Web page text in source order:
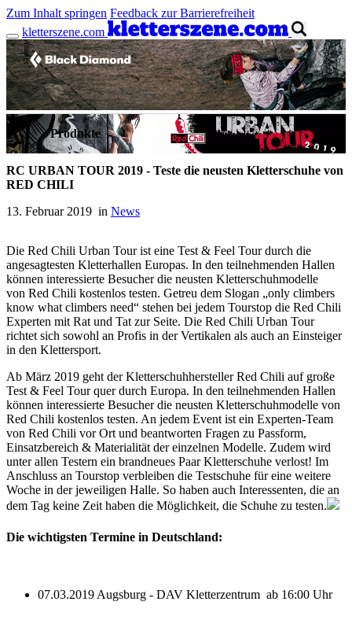
Zum Inhalt springen Feedback zur Barrierefreiheit
kletterszene.com
Anzeige
RC URBAN TOUR 2019 - Teste die neusten Kletterschuhe von
RED CHILI
13. Februar 2019 in News
Produkte
Die Red Chili Urban Tour ist eine Test & Feel Tour durch die
angesagtesten Kletterhallen Europas. In den teilnehmenden Hallen
können interessierte Besucher die neusten Kletterschuhmodelle
von Red Chili kostenlos testen. Getreu dem Slogan „only climbers
know what climbers need“ stehen bei jedem Tourstop die Red Chili
Experten mit Rat und Tat zur Seite. Die Red Chili Urban Tour
richtet sich sowohl an Profis in der Vertikalen als auch an Einsteiger
in den Klettersport.
Ab März 2019 geht der Kletterschuhhersteller Red Chili auf große
Test & Feel Tour quer durch Europa. In den teilnehmenden Hallen
können interessierte Besucher die neusten Kletterschuhmodelle von
Red Chili kostenlos testen. An jedem Event ist ein Experten-Team
von Red Chili vor Ort und beantworten Fragen zu Passform,
Einsatzbereich & Materialität der einzelnen Modelle. Zudem wird
unter allen Testern ein brandneues Paar Kletterschuhe verlost! Im
Anschluss an Tourstop verbleiben die Testschuhe für eine weitere
Woche in der jeweiligen Halle. So haben auch Interessenten, die an
dem Tag keine Zeit haben die Möglichkeit, die Schuhe zu testen.
Die wichtigsten Termine in Deutschland:
07.03.2019 Augsburg - DAV Kletterzentrum ab 16:00 Uhr